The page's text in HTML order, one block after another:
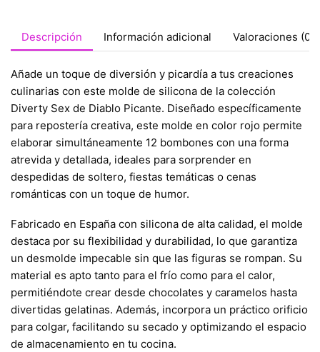
Descripción Información adicional Valoraciones (0)
Añade un toque de diversión y picardía a tus creaciones
culinarias con este molde de silicona de la colección
Diverty Sex de Diablo Picante. Diseñado específicamente
para repostería creativa, este molde en color rojo permite
elaborar simultáneamente 12 bombones con una forma
atrevida y detallada, ideales para sorprender en
despedidas de soltero, fiestas temáticas o cenas
románticas con un toque de humor.
Fabricado en España con silicona de alta calidad, el molde
destaca por su flexibilidad y durabilidad, lo que garantiza
un desmolde impecable sin que las figuras se rompan. Su
material es apto tanto para el frío como para el calor,
permitiéndote crear desde chocolates y caramelos hasta
divertidas gelatinas. Además, incorpora un práctico orificio
para colgar, facilitando su secado y optimizando el espacio
de almacenamiento en tu cocina.